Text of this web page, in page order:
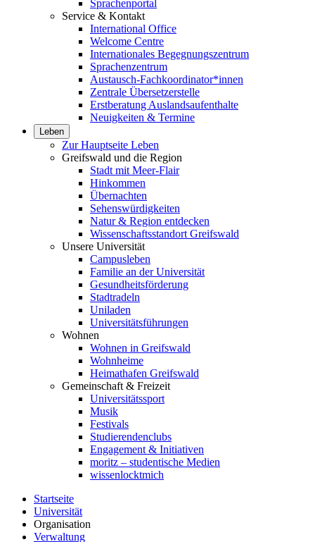
Sprachenportal
Service & Kontakt
International Office
Welcome Centre
Internationales Begegnungszentrum
Sprachenzentrum
Austausch-Fachkoordinator*innen
Zentrale Übersetzerstelle
Erstberatung Auslandsaufenthalte
Neuigkeiten & Termine
Leben
Zur Hauptseite Leben
Greifswald und die Region
Stadt mit Meer-Flair
Hinkommen
Übernachten
Sehenswürdigkeiten
Natur & Region entdecken
Wissenschaftsstandort Greifswald
Unsere Universität
Campusleben
Familie an der Universität
Gesundheitsförderung
Stadtradeln
Uniladen
Universitätsführungen
Wohnen
Wohnen in Greifswald
Wohnheime
Heimathafen Greifswald
Gemeinschaft & Freizeit
Universitätssport
Musik
Festivals
Studierendenclubs
Engagement & Initiativen
moritz – studentische Medien
wissenlocktmich
Startseite
Universität
Organisation
Verwaltung